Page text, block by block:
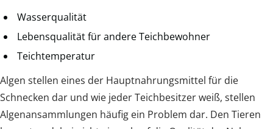
Wasserqualität
Lebensqualität für andere Teichbewohner
Teichtemperatur
Algen stellen eines der Hauptnahrungsmittel für die
Schnecken dar und wie jeder Teichbesitzer weiß, stellen
Algenansammlungen häufig ein Problem dar. Den Tieren